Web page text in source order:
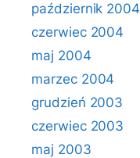
październik 2004
czerwiec 2004
maj 2004
marzec 2004
grudzień 2003
czerwiec 2003
maj 2003